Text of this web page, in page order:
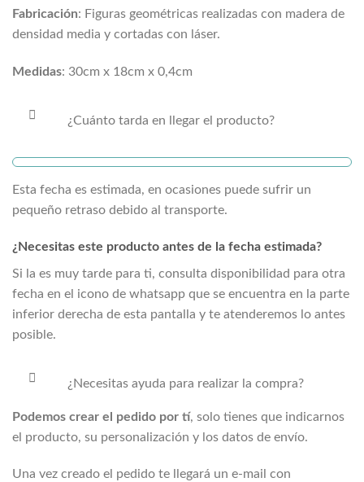
Fabricación: Figuras geométricas realizadas con madera de
densidad media y cortadas con láser.
Medidas: 30cm x 18cm x 0,4cm
¿Cuánto tarda en llegar el producto?
Esta fecha es estimada, en ocasiones puede sufrir un
pequeño retraso debido al transporte.
¿Necesitas este producto antes de la fecha estimada?
Si la es muy tarde para ti, consulta disponibilidad para otra
fecha en el icono de whatsapp que se encuentra en la parte
inferior derecha de esta pantalla y te atenderemos lo antes
posible.
¿Necesitas ayuda para realizar la compra?
Podemos crear el pedido por tí, solo tienes que indicarnos
el producto, su personalización y los datos de envío.
Una vez creado el pedido te llegará un e-mail con